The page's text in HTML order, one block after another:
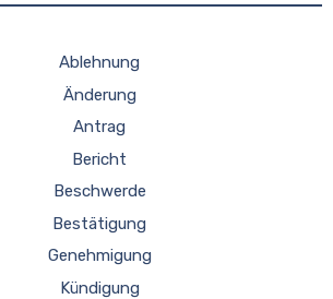
Ablehnung
Änderung
Antrag
Bericht
Beschwerde
Bestätigung
Genehmigung
Kündigung